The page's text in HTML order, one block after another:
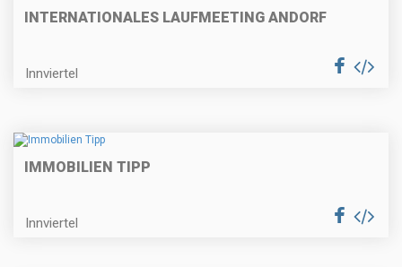
INTERNATIONALES LAUFMEETING ANDORF
Innviertel
IMMOBILIEN TIPP
Innviertel